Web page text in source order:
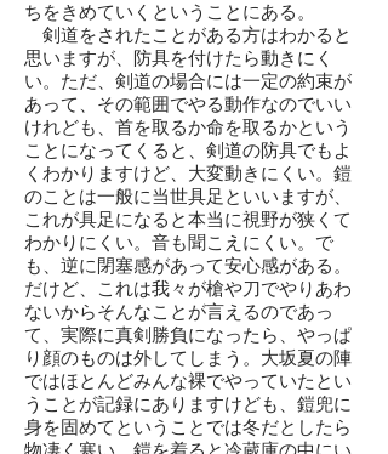
ちをきめていくということにある。
剣道をされたことがある方はわかると
思いますが、防具を付けたら動きにく
い。ただ、剣道の場合には一定の約束が
あって、その範囲でやる動作なのでいい
けれども、首を取るか命を取るかという
ことになってくると、剣道の防具でもよ
くわかりますけど、大変動きにくい。鎧
のことは一般に当世具足といいますが、
これが具足になると本当に視野が狭くて
わかりにくい。音も聞こえにくい。で
も、逆に閉塞感があって安心感がある。
だけど、これは我々が槍や刀でやりあわ
ないからそんなことが言えるのであっ
て、実際に真剣勝負になったら、やっぱ
り顔のものは外してしまう。大坂夏の陣
ではほとんどみんな裸でやっていたとい
うことが記録にありますけども、鎧兜に
身を固めてということでは冬だとしたら
物凄く寒い。鎧を着ると冷蔵庫の中にい